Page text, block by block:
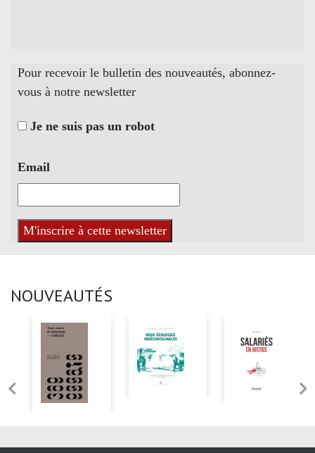
Pour recevoir le bulletin des nouveautés, abonnez-
vous à notre newsletter
Je ne suis pas un robot
Email
NOUVEAUTÉS